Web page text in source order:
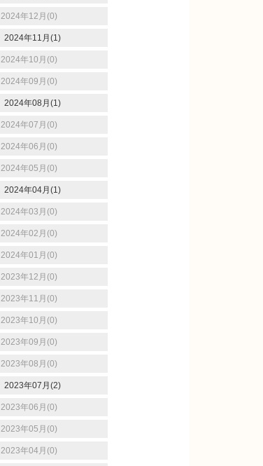
2024年12月(0)
2024年11月(1)
2024年10月(0)
2024年09月(0)
2024年08月(1)
2024年07月(0)
2024年06月(0)
2024年05月(0)
2024年04月(1)
2024年03月(0)
2024年02月(0)
2024年01月(0)
2023年12月(0)
2023年11月(0)
2023年10月(0)
2023年09月(0)
2023年08月(0)
2023年07月(2)
2023年06月(0)
2023年05月(0)
2023年04月(0)